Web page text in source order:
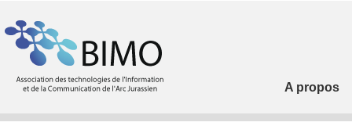
A propos